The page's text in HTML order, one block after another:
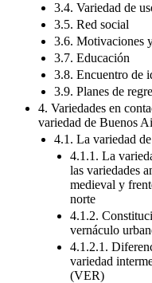
3.4. Variedad de
3.5. Red social
3.6. Motivaciones
3.7. Educación
3.8. Encuentro de
3.9. Planes de
4. Variedades en
variedad de Buenos
4.1. La variedad
4.1.1. La
las variedades
medieval y
norte
4.1.2.
vernáculo
4.1.2.1.
variedad
(VER)